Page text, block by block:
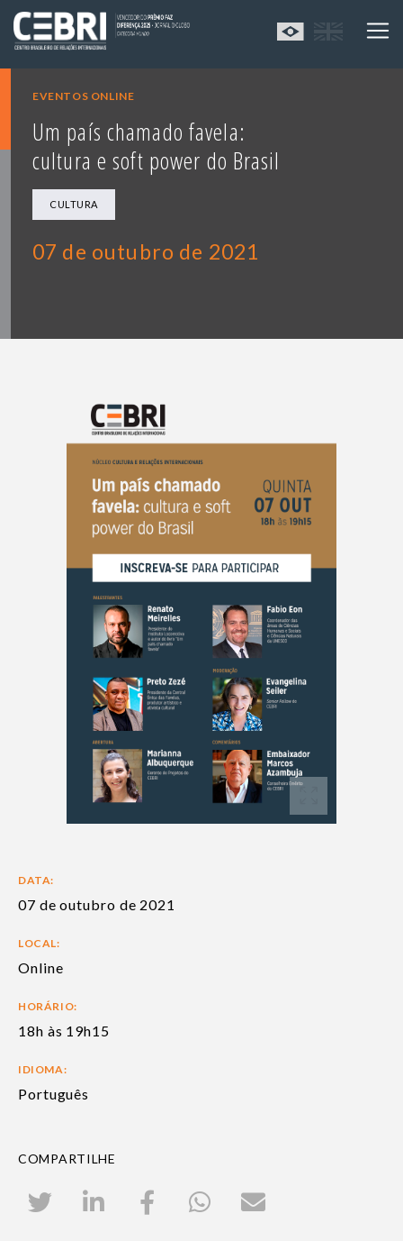
EVENTOS ONLINE
Um país chamado favela:
cultura e soft power do Brasil
CULTURA
07 de outubro de 2021
DATA:
07 de outubro de 2021
LOCAL:
Online
HORÁRIO:
18h às 19h15
IDIOMA:
Português
COMPARTILHE